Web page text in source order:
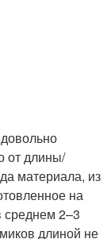
от длины/
материала, из
на
среднем 2–3
длиной не